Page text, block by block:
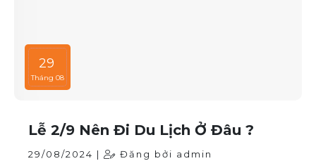
29
Tháng 08
Lễ 2/9 Nên Đi Du Lịch Ở Đâu ?
29/08/2024 | Đăng bởi admin